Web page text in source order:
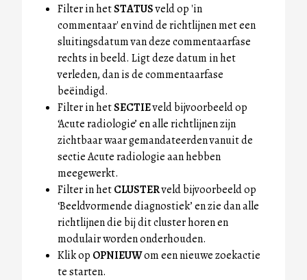
Filter in hetSTATUSveld op 'in
commentaar' en vind de richtlijnen met een
sluitingsdatum van deze commentaarfase
rechts in beeld. Ligt deze datum in het
verleden, dan is de commentaarfase
beëindigd.
Filter in hetSECTIEveld bijvoorbeeld op
‘Acute radiologie’ en alle richtlijnen zijn
zichtbaar waar gemandateerden vanuit de
sectie Acute radiologie aan hebben
meegewerkt.
Filter in hetCLUSTERveld bijvoorbeeld op
‘Beeldvormende diagnostiek’ en zie dan alle
richtlijnen die bij dit cluster horen en
modulair worden onderhouden.
Klik op OPNIEUWom een nieuwe zoekactie
te starten.